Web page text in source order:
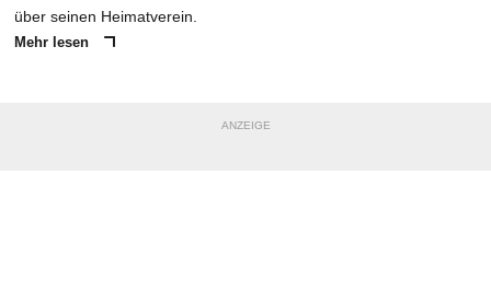
über seinen Heimatverein.
Mehr lesen
ANZEIGE